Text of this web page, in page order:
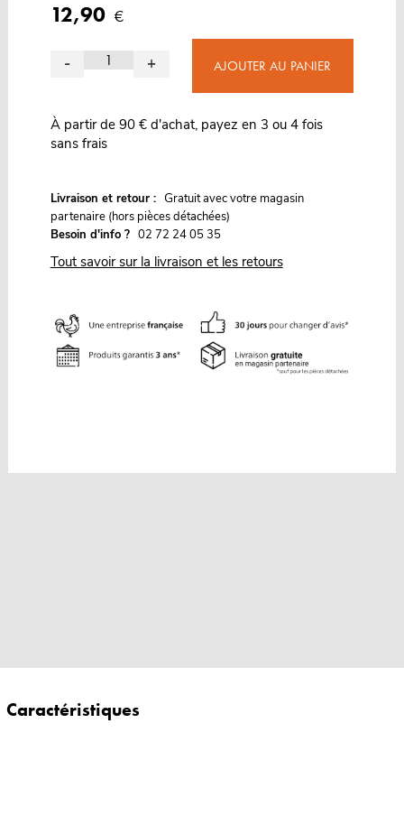
12,90 €
- + AJOUTER AU PANIER
À partir de 90 € d'achat, payez en 3 ou 4 fois
sans frais
Livraison et retour : Gratuit avec votre magasin
partenaire (hors pièces détachées)
Besoin d'info ? 02 72 24 05 35
Tout savoir sur la livraison et les retours
Caractéristiques